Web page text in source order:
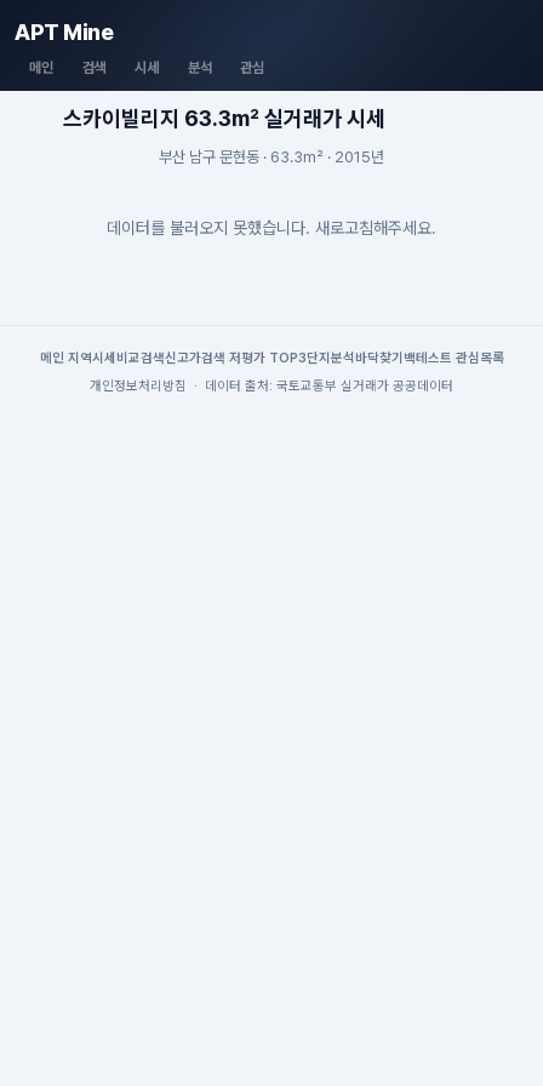
APT Mine
메인 검색 시세 분석 관심
스카이빌리지 63.3m² 실거래가 시세
부산 남구 문현동 · 63.3m² · 2015년
데이터를 불러오지 못했습니다. 새로고침해주세요.
메인| 지역시세 비교검색신고가검색 저평가 TOP3단지분석 바닥찾기 백테스트 관심목록
개인정보처리방침
· 데이터 출처: 국토교통부 실거래가 공공데이터